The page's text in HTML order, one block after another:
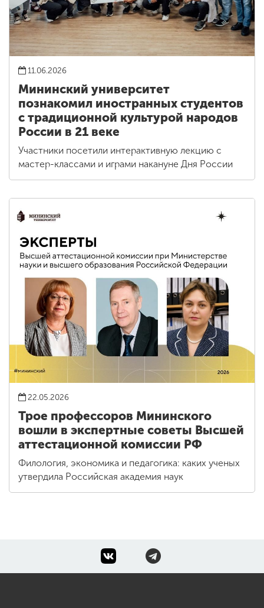
11.06.2026
Мининский университет
познакомил иностранных студентов
с традиционной культурой народов
России в 21 веке
Участники посетили интерактивную лекцию с
мастер-классами и играми накануне Дня России
22.05.2026
Трое профессоров Мининского
вошли в экспертные советы Высшей
аттестационной комиссии РФ
Филология, экономика и педагогика: каких ученых
утвердила Российская академия наук